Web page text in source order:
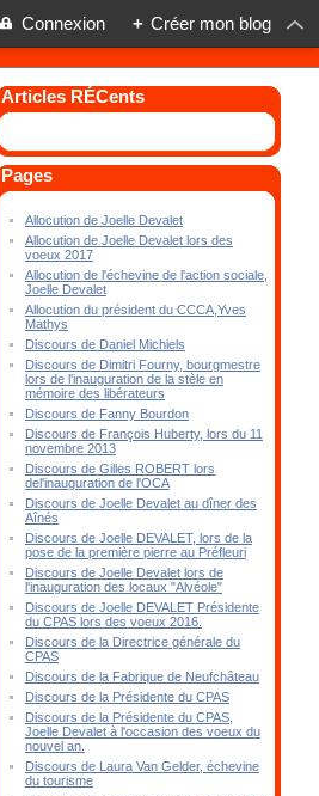
Connexion + Créer mon blog
Articles RÉCents
Pages
Allocution de Joelle Devalet
Allocution de Joelle Devalet lors des
voeux 2017
Allocution de l'échevine de l'action sociale,
Joelle Devalet
Allocution du président du CCCA,Yves
Mathys
Discours de Daniel Michiels
Discours de Dimitri Fourny, bourgmestre
lors de l'inauguration de la stèle en
mémoire des libérateurs
Discours de Fanny Bourdon
Discours de François Huberty, lors du 11
novembre 2013
Discours de Gilles ROBERT lors
del'inauguration de l'OCA
Discours de Joelle Devalet au dîner des
Aînés
Discours de Joelle DEVALET, lors de la
pose de la première pierre au Préfleuri
Discours de Joelle Devalet lors de
l'inauguration des locaux "Alvéole"
Discours de Joelle DEVALET Présidente
du CPAS lors des voeux 2016.
Discours de la Directrice générale du
CPAS
Discours de la Fabrique de Neufchâteau
Discours de la Présidente du CPAS
Discours de la Présidente du CPAS,
Joelle Devalet à l'occasion des voeux du
nouvel an.
Discours de Laura Van Gelder, échevine
du tourisme